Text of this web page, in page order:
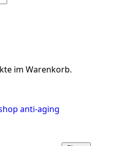
im Warenkorb.